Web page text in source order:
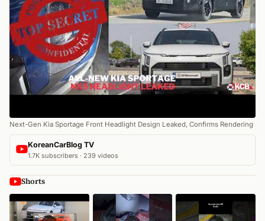
Next-Gen Kia Sportage Front Headlight Design Leaked, Confirms Rendering
KoreanCarBlog TV
1.7K subscribers · 239 videos
Shorts